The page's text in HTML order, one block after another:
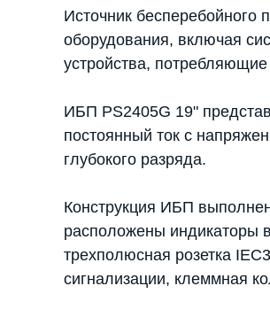
Источник бесперебойного
оборудования, включая
устройства,
ИБП PS2405G 19"
постоянный ток с
глубокого разряда.
Конструкция ИБП
расположены индикаторы
трехполюсная розетка
сигнализации, клеммная